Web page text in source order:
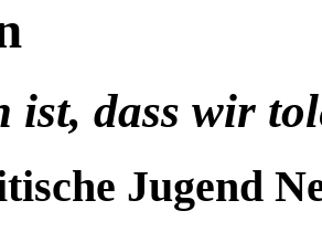
ist, dass wir
Jugend